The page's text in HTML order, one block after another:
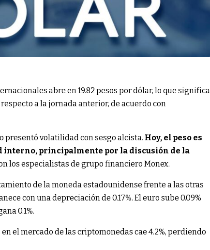
abre en 19.82 pesos por dólar, lo que significa
a la jornada anterior, de acuerdo con
presentó volatilidad con sesgo alcista. Hoy, el peso es
interno, principalmente por la discusión de la
los especialistas de grupo financiero Monex.
de la moneda estadounidense frente a las otras
con una depreciación de 0.17%. El euro sube 0.09%
0.1%.
el mercado de las criptomonedas cae 4.2%, perdiendo